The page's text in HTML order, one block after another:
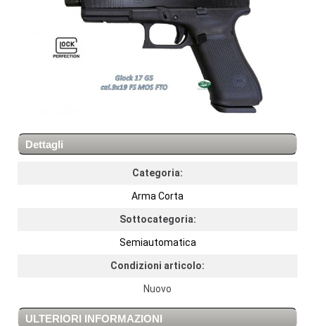
Dettagli
Categoria:
Arma Corta
Sottocategoria:
Semiautomatica
Condizioni articolo:
Nuovo
ULTERIORI INFORMAZIONI